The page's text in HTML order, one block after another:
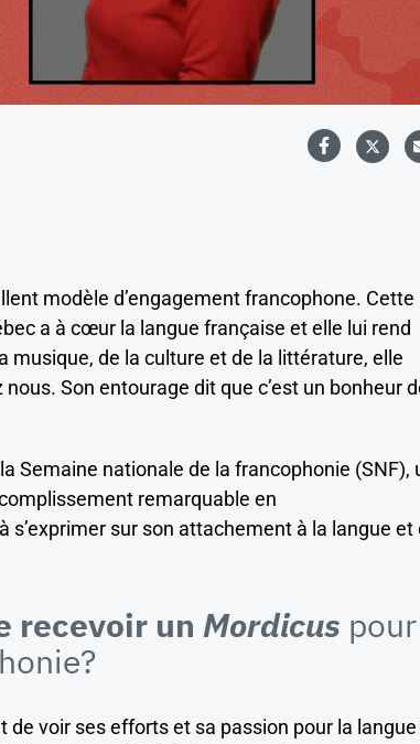
modèle d’engagement francophone. Cette
a à cœur la langue française et elle lui rend
musique, de la culture et de la littérature, elle
Son entourage dit que c’est un bonheur
Semaine nationale de la francophonie (SNF),
remarquable en
s’exprimer sur son attachement à la langue et
recevoir un Mordicus pour
de voir ses efforts et sa passion pour la langue